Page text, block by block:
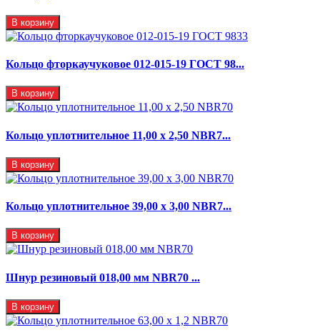
В корзину
Кольцо фторкаучуковое 012-015-19 ГОСТ 98...
В корзину
Кольцо уплотнительное 11,00 х 2,50 NBR7...
В корзину
Кольцо уплотнительное 39,00 х 3,00 NBR7...
В корзину
Шнур резиновый 018,00 мм NBR70 ...
В корзину